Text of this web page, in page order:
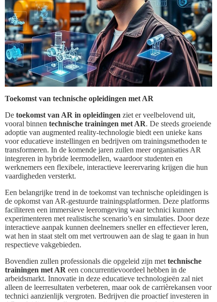
Toekomst van technische opleidingen met AR
De toekomst van AR in opleidingen ziet er veelbelovend uit,
vooral binnen technische trainingen met AR. De steeds groeiende
adoptie van augmented reality-technologie biedt een unieke kans
voor educatieve instellingen en bedrijven om trainingsmethoden te
transformeren. In de komende jaren zullen meer organisaties AR
integreren in hybride leermodellen, waardoor studenten en
werknemers een flexibele, interactieve leerervaring krijgen die hun
vaardigheden versterkt.
Een belangrijke trend in de toekomst van technische opleidingen is
de opkomst van AR-gestuurde trainingsplatformen. Deze platforms
faciliteren een immersieve leeromgeving waar technici kunnen
experimenteren met realistische scenario’s en simulaties. Door deze
interactieve aanpak kunnen deelnemers sneller en effectiever leren,
wat hen in staat stelt om met vertrouwen aan de slag te gaan in hun
respectieve vakgebieden.
Bovendien zullen professionals die opgeleid zijn met technische
trainingen met AR een concurrentievoordeel hebben in de
arbeidsmarkt. Innovatie in deze educatieve technologieën zal niet
alleen de leerresultaten verbeteren, maar ook de carrièrekansen voor
technici aanzienlijk vergroten. Bedrijven die proactief investeren in